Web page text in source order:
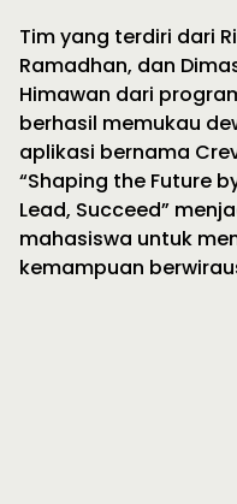
Tim yang terdiri dari
Ramadhan, dan
Himawan dari
berhasil memukau
aplikasi bernama
“Shaping the Future
Lead, Succeed”
mahasiswa untuk
kemampuan